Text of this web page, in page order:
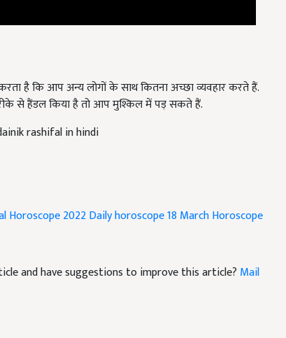
है कि आप अन्य लोगों के साथ कितना अच्छा व्यवहार करते हैं.
से हैंडल किया है तो आप मुश्किल में पड़ सकते हैं.
and have suggestions to improve this article?